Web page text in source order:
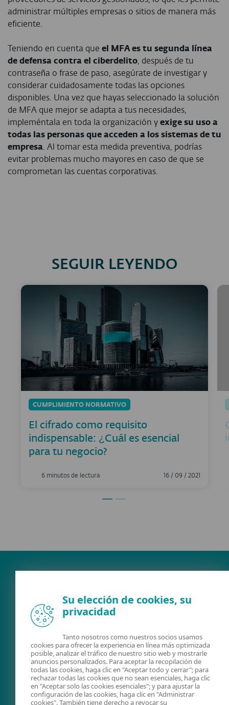
administrar múltiples empresas o sitios de manera más
eficiente.
Teniendo en cuenta que el MFA es tu segunda línea
de defensa contra el ciberdelito, después de tu
contraseña o frase de paso, asegúrate de investigar y
considerar cuidadosamente todas las opciones
disponibles. Una vez que hayas seleccionado la solución
de MFA que mejor se adapta a tus necesidades,
impleméntala en toda la organización y exige su uso a
todas las personas que acceden a los sistemas de tu
empresa. Al tomar esta medida preventiva, podrías
evitar problemas mucho mayores en caso de que se
comprometan las cuentas corporativas.
SEGUIR LEYENDO
CUMPLIMIENTO NORMATIVO
El cifrado como requisito
indispensable: ¿Cuál es esencial
para tu negocio?
6 minutos de lectura 16 / 09 / 2021
CUMPLIMIENTO
NORMATIVO
PROTECCIÓN DE LA
FACEBOOK
X LINKEDIN
Su elección de cookies, su
privacidad
Tanto nosotros como nuestros socios usamos
cookies para ofrecer la experiencia en línea más optimizada
posible, analizar el tráfico de nuestro sitio web y mostrarle
anuncios personalizados. Para aceptar la recopilación de
todas las cookies, haga clic en "Aceptar todo y cerrar"; para
rechazar todas las cookies que no sean esenciales, haga clic
en "Aceptar solo las cookies esenciales"; y para ajustar la
configuración de las cookies, haga clic en "Administrar
cookies". También tiene derecho a revocar su